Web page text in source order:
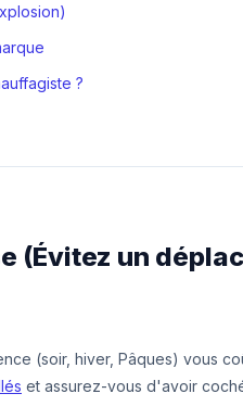
?
(Évitez un
(soir, hiver, Pâques) vous
et assurez-vous d'avoir